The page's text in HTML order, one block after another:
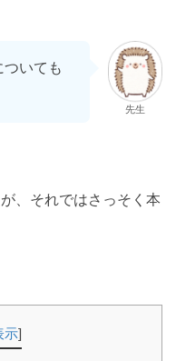
いても
先生
、それではさっそく本
示]